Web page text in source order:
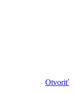
Otvoriť